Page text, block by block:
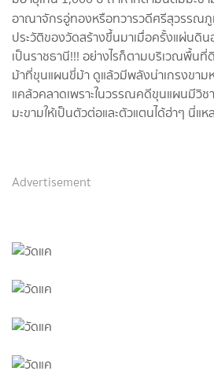
อาณาจักรอู่ทองหรือทวารวดีศรีสุวรรณ
ประวัติของวัดสร้างขึ้นมาเมื่อครั้งแผ่นดิ
เป็นราชธานี!!! อย่างไรก็ตามบริเวณพื้น
ม้าที่ขุนแผนขี่ม้า ดูแล้วมีพลังน่าเกรงขา
แคล้วคลาดเพราะในวรรณคดีขุนแผนมีวิช
มะขามให้เป็นตัวต่อและตัวแตนได้ฮ่าๆ นี่แ
Advertisement